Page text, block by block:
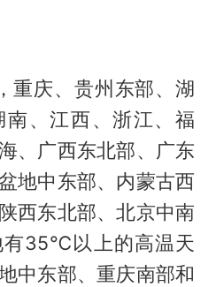
重庆、贵州东部、湖
、江西、浙江、福
、广西东北部、广东
地中东部、内蒙古西
西东北部、北京中南
有35℃以上的高温天
中东部、重庆南部和